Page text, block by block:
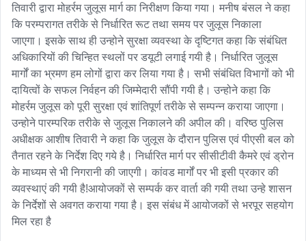
तिवारी द्वारा मोहर्रम जुलूस मार्ग का निरीक्षण किया गया। मनीष बंसल ने कहा
कि परम्परागत तरीके से निर्धारित रूट तथा समय पर जुलूस निकाला
जाएगा। इसके साथ ही उन्होने सुरक्षा व्यवस्था के दृष्टिगत कहा कि संबंधित
अधिकारियों की चिन्हित स्थलों पर डयूटी लगाई गयी है। निर्धारित जुलूस
मार्गों का भ्रमण हम लोगों द्वारा कर लिया गया है। सभी संबंधित विभागों को भी
दायित्वों के सफल निर्वहन की जिम्मेदारी सौंपी गयी है। उन्होने कहा कि
मोहर्रम जुलूस को पूरी सुरक्षा एवं शांतिपूर्ण तरीके से सम्पन्न कराया जाएगा।
उन्होने पारम्परिक तरीके से जुलूस निकालने की अपील की। वरिष्ठ पुलिस
अधीक्षक आशीष तिवारी ने कहा कि जुलूस के दौरान पुलिस एवं पीएसी बल को
तैनात रहने के निर्देश दिए गये है। निर्धारित मार्ग पर सीसीटीवी कैमरे एवं ड्रोन
के माध्यम से भी निगरानी की जाएगी। कांवड मार्गों पर भी इसी प्रकार की
व्यवस्थाएं की गयी है!आयोजकों से सम्पर्क कर वार्ता की गयी तथा उन्हे शासन
के निर्देशों से अवगत कराया गया है। इस संबंध में आयोजकों से भरपूर सहयोग
मिल रहा है